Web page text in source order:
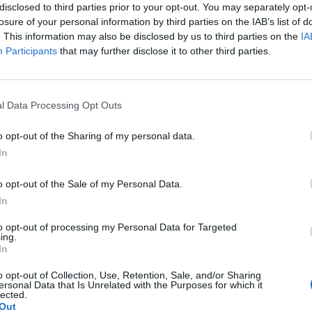
to third parties prior to your opt-out. You may separately
of your personal information by third parties on the IAB’s list of
This information may also be disclosed by us to third parties on the
Participants that may further disclose it to other third parties.
Data Processing Opt Outs
opt-out of the Sharing of my personal data.
opt-out of the Sale of my Personal Data.
opt-out of processing my Personal Data for Targeted
opt-out of Collection, Use, Retention, Sale, and/or Sharing
Data that Is Unrelated with the Purposes for which it
scalo ferroviario, mentre si
in atteggiamento sospetto tra i motoveicoli
nell'area di sosta antistante la stazione.
stati bloccati mentre stavano iniziando
Carabinieri hanno trovato un perfetto kit
In caserma, la risposta data al perché
ha sorpreso, carabinieri i genitori
Rudy Giuliani a Come States?
americana